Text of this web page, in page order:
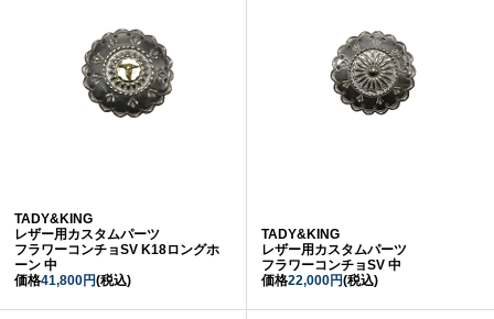
TADY&KING
レザー用カスタムパーツ
フラワーコンチョSV K18ロングホ
ーン 中
価格41,800円(税込)
TADY&KING
レザー用カスタムパーツ
フラワーコンチョSV 中
価格22,000円(税込)